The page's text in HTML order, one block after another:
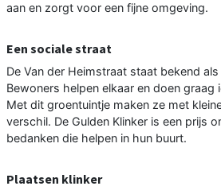
aan en zorgt voor een fijne omgeving.
Een sociale straat
De Van der Heimstraat staat bekend
Bewoners helpen elkaar en doen
Met dit groentuintje maken ze met
verschil. De Gulden Klinker is een prijs
bedanken die helpen in hun buurt.
Plaatsen klinker